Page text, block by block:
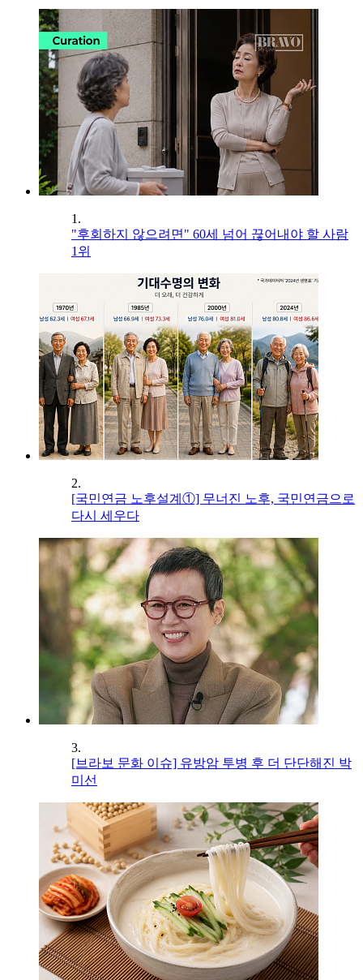
1.
"후회하지 않으려면" 60세 넘어 끊어내야 할 사람
1위
2.
[국민연금 노후설계①] 무너진 노후, 국민연금으로
다시 세우다
3.
[브라보 문화 이슈] 유방암 투병 후 더 단단해진 박
미선